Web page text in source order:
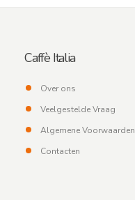
Caffè Italia
Over ons
Veelgestelde Vraag
Algemene Voorwaarden
Contacten